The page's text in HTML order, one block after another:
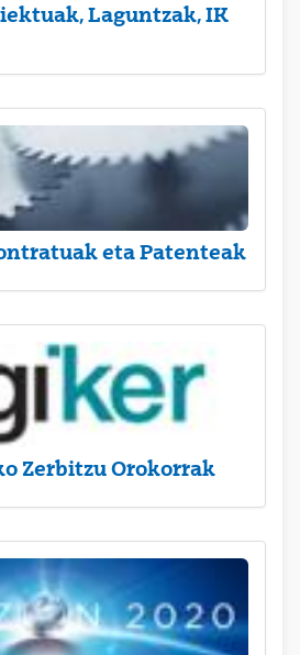
Laguntzak, IK
eta Patenteak
Zerbitzu Orokorrak